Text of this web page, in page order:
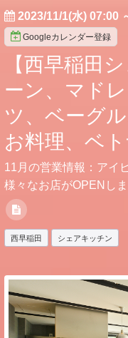
2023/11/1(水) 07:00
Googleカレンダー登録
【西早稲田
ーン、マド
ツ、ベーグ
お料理、ベ
11月の営業情報：アイ
様々なお店がOPENしま
西早稲田 シェアキッチン